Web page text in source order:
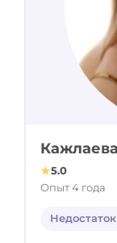
5.0
Опыт 4 года